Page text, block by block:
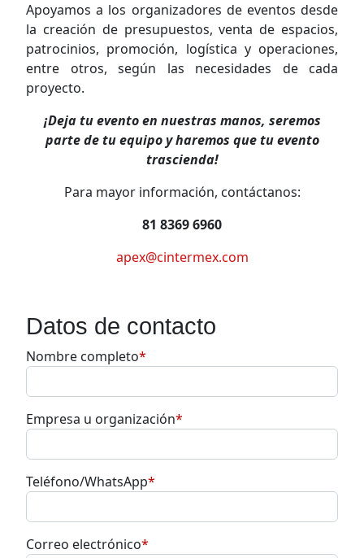
Apoyamos a los organizadores de eventos desde
la creación de presupuestos, venta de espacios,
patrocinios, promoción, logística y operaciones,
entre otros, según las necesidades de cada
proyecto.
¡Deja tu evento en nuestras manos, seremos
parte de tu equipo y haremos que tu evento
trascienda!
Para mayor información, contáctanos:
81 8369 6960
apex@cintermex.com
Datos de contacto
Nombre completo*
Empresa u organización*
Teléfono/WhatsApp*
Correo electrónico*